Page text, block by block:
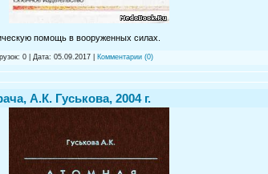
помощь в вооруженных силах.
0 | Дата: 05.09.2017 Комментарии (0)
А.К. Гуськова, 2004 г.